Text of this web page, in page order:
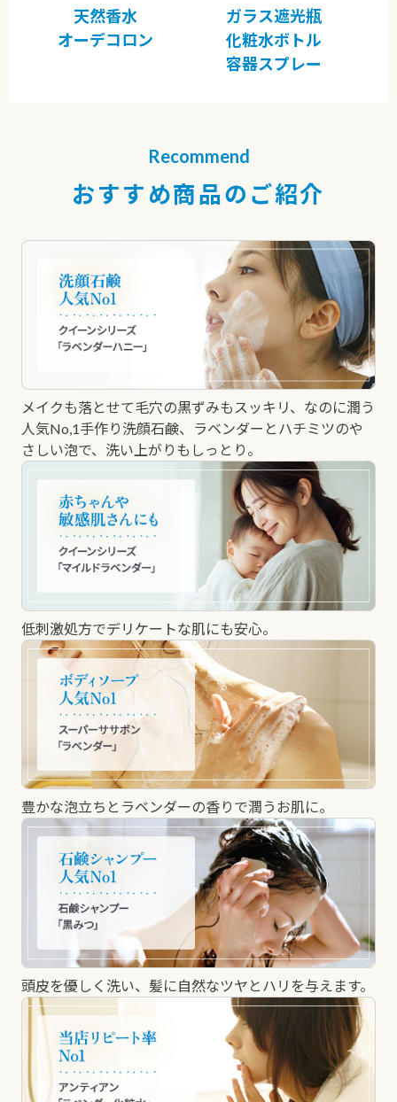
天然香水
オーデコロン
ガラス遮光瓶
化粧水ボトル
容器スプレー
Recommend
おすすめ商品のご紹介
メイクも落とせて毛穴の黒ずみもスッキリ、なのに潤う
人気No,1手作り洗顔石鹸、ラベンダーとハチミツのや
さしい泡で、洗い上がりもしっとり。
低刺激処方でデリケートな肌にも安心。
豊かな泡立ちとラベンダーの香りで潤うお肌に。
頭皮を優しく洗い、髪に自然なツヤとハリを与えます。